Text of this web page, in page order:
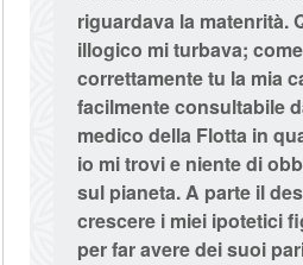
riguardava la matenrità.
illogico mi turbava;
correttamente tu la mia
facilmente consultabile
medico della Flotta in
io mi trovi e niente di
sul pianeta. A parte il
crescere i miei ipotetici
per far avere dei suoi